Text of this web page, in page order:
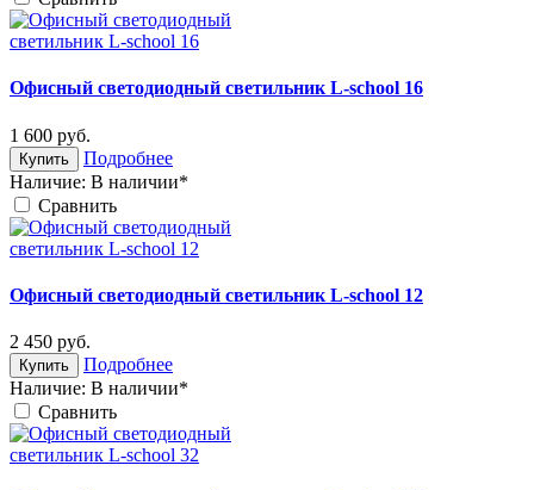
Офисный светодиодный светильник L-school 16
1 600 руб.
Купить
Подробнее
Наличие: В наличии*
Cравнить
Офисный светодиодный светильник L-school 12
2 450 руб.
Купить
Подробнее
Наличие: В наличии*
Cравнить